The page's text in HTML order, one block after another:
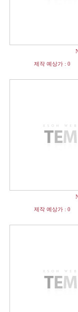
제작 예상가 : 0
제작 예상가 : 0